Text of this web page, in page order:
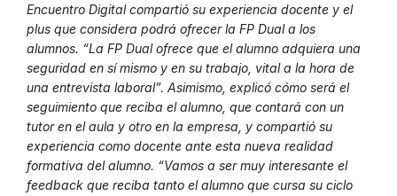
Encuentro Digital compartió su experiencia docente y el
plus que considera podrá ofrecer la FP Dual a los
alumnos. “La FP Dual ofrece que el alumno adquiera una
seguridad en sí mismo y en su trabajo, vital a la hora de
una entrevista laboral”. Asimismo, explicó cómo será el
seguimiento que reciba el alumno, que contará con un
tutor en el aula y otro en la empresa, y compartió su
experiencia como docente ante esta nueva realidad
formativa del alumno. “Vamos a ser muy interesante el
feedback que reciba tanto el alumno que cursa su ciclo